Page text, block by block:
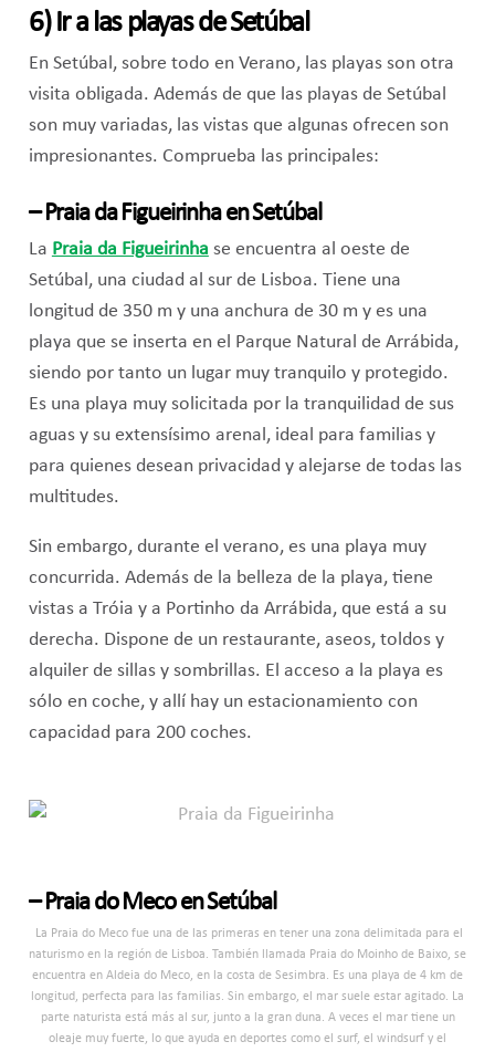
6) Ir a las playas de Setúbal
En Setúbal, sobre todo en Verano, las playas son otra
visita obligada. Además de que las playas de Setúbal
son muy variadas, las vistas que algunas ofrecen son
impresionantes. Comprueba las principales:
– Praia da Figueirinha en Setúbal
La Praia da Figueirinha se encuentra al oeste de
Setúbal, una ciudad al sur de Lisboa. Tiene una
longitud de 350 m y una anchura de 30 m y es una
playa que se inserta en el Parque Natural de Arrábida,
siendo por tanto un lugar muy tranquilo y protegido.
Es una playa muy solicitada por la tranquilidad de sus
aguas y su extensísimo arenal, ideal para familias y
para quienes desean privacidad y alejarse de todas las
multitudes.
Sin embargo, durante el verano, es una playa muy
concurrida. Además de la belleza de la playa, tiene
vistas a Tróia y a Portinho da Arrábida, que está a su
derecha. Dispone de un restaurante, aseos, toldos y
alquiler de sillas y sombrillas. El acceso a la playa es
sólo en coche, y allí hay un estacionamiento con
capacidad para 200 coches.
– Praia do Meco en Setúbal
La Praia do Meco fue una de las primeras en tener una zona delimitada para el
naturismo en la región de Lisboa. También llamada Praia do Moinho de Baixo, se
encuentra en Aldeia do Meco, en la costa de Sesimbra. Es una playa de 4 km de
longitud, perfecta para las familias. Sin embargo, el mar suele estar agitado. La
parte naturista está más al sur, junto a la gran duna. A veces el mar tiene un
oleaje muy fuerte, lo que ayuda en deportes como el surf, el windsurf y el